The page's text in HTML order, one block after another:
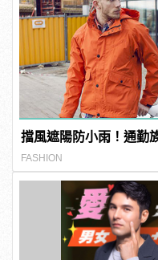
擋風遮陽防小雨！通勤
FASHION